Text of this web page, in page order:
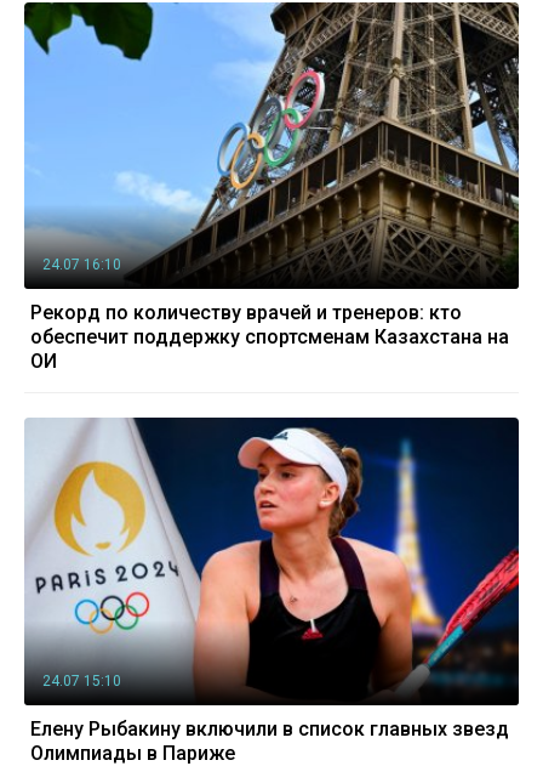
24.07 16:10
Рекорд по количеству врачей и тренеров: кто
обеспечит поддержку спортсменам Казахстана на
ОИ
24.07 15:10
Елену Рыбакину включили в список главных звезд
Олимпиады в Париже